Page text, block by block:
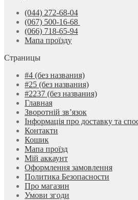
(044) 272-68-04
(067) 500-16-68
(066) 718-65-94
Мапа проїзду
Страницы
#4 (без названия)
#25 (без названия)
#2237 (без названия)
Главная
Зворотній зв’язок
Інформація про доставку та
Контакти
Кошик
Мапа проїзд
Мій аккаунт
Оформлення замовлення
Политика Безопасности
Про магазин
Умови згоди